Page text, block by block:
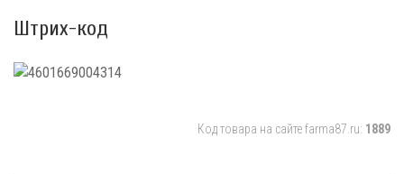
Штрих-код
Код товара на сайте farma87.ru: 1889